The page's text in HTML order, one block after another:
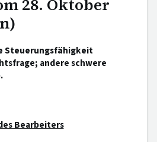
28. Oktober
Steuerungsfähigkeit
andere schwere
Bearbeiters